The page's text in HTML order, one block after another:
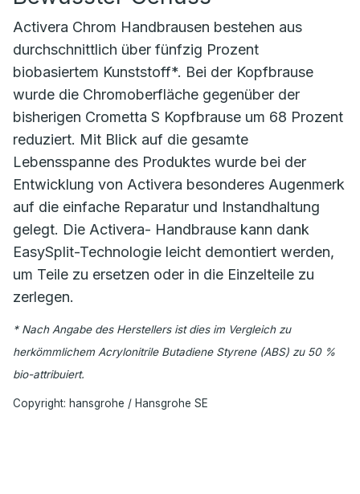
Activera Chrom Handbrausen bestehen aus
durchschnittlich über fünfzig Prozent
biobasiertem Kunststoff*. Bei der Kopfbrause
wurde die Chromoberfläche gegenüber der
bisherigen Crometta S Kopfbrause um 68 Prozent
reduziert. Mit Blick auf die gesamte
Lebensspanne des Produktes wurde bei der
Entwicklung von Activera besonderes Augenmerk
auf die einfache Reparatur und Instandhaltung
gelegt. Die Activera- Handbrause kann dank
EasySplit-Technologie leicht demontiert werden,
um Teile zu ersetzen oder in die Einzelteile zu
zerlegen.
* Nach Angabe des Herstellers ist dies im Vergleich zu
herkömmlichem Acrylonitrile Butadiene Styrene (ABS) zu 50 %
bio-attribuiert.
Copyright: hansgrohe / Hansgrohe SE